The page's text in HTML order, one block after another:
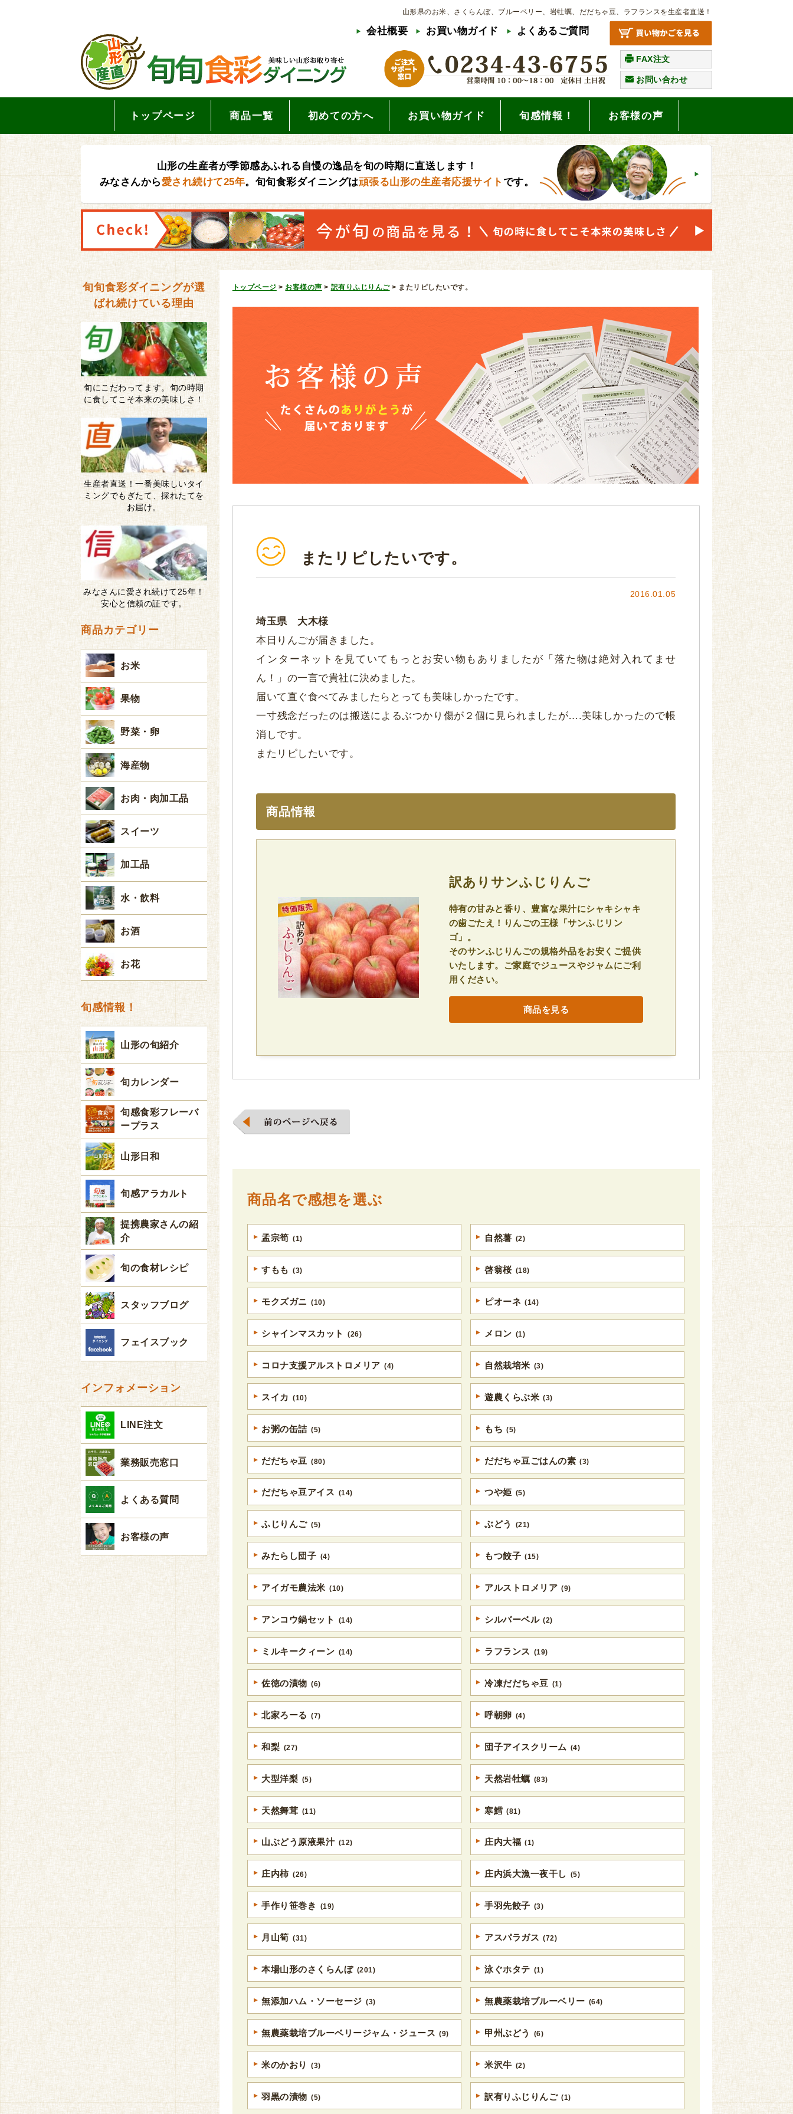
山形県のお米、さくらんぼ、ブルーベリー、岩牡蠣、だだちゃ豆、ラフランスを生産者直送！
会社概要 お買い物ガイド よくあるご質問
FAX注文
お問い合わせ
トップページ 商品一覧 初めての方へ お買い物ガイド 旬感情報！ お客様の声
山形の生産者が季節感あふれる自慢の逸品を旬の時期に直送します！
みなさんから愛され続けて25年。旬旬食彩ダイニングは頑張る山形の生産者応援サイト です。
トップページ > お客様の声 > 訳有りふじりんご > またリピしたいです。
またリピしたいです。
2016.01.05
埼玉県 大木様
本日りんごが届きました。
インターネットを見ていてもっとお安い物もありましたが「落た物は絶対入れてませ
ん！」の一言で貴社に決めました。
届いて直ぐ食べてみましたらとっても美味しかったです。
一寸残念だったのは搬送によるぶつかり傷が２個に見られましたが….美味しかったので帳
消しです。
またリピしたいです。
商品情報
訳ありサンふじりんご
特有の甘みと香り、豊富な果汁にシャキシャキ
の歯ごたえ！りんごの王様「サンふじリン
ゴ」。
そのサンふじりんごの規格外品をお安くご提供
いたします。ご家庭でジュースやジャムにご利
用ください。
商品を見る
商品名で感想を選ぶ
孟宗筍 (1) 自然薯 (2)
すもも (3) 啓翁桜 (18)
モクズガニ (10) ピオーネ (14)
シャインマスカット (26) メロン (1)
コロナ支援アルストロメリア (4) 自然栽培米 (3)
スイカ (10) 遊農くらぶ米 (3)
お粥の缶詰 (5) もち (5)
だだちゃ豆 (80) だだちゃ豆ごはんの素 (3)
だだちゃ豆アイス (14) つや姫 (5)
ふじりんご (5) ぶどう (21)
みたらし団子 (4) もつ餃子 (15)
アイガモ農法米 (10) アルストロメリア (9)
アンコウ鍋セット (14) シルバーベル (2)
ミルキークィーン (14) ラフランス (19)
佐徳の漬物 (6) 冷凍だだちゃ豆 (1)
北家ろーる (7) 呼朝卵 (4)
和梨 (27) 団子アイスクリーム (4)
大型洋梨 (5) 天然岩牡蠣 (83)
天然舞茸 (11) 寒鱈 (81)
山ぶどう原液果汁 (12) 庄内大福 (1)
庄内柿 (26) 庄内浜大漁一夜干し (5)
手作り笹巻き (19) 手羽先餃子 (3)
月山筍 (31) アスパラガス (72)
本場山形のさくらんぼ (201) 泳ぐホタテ (1)
無添加ハム・ソーセージ (3) 無農薬栽培ブルーベリー (64)
無農薬栽培ブルーベリージャム・ジュース (9) 甲州ぶどう (6)
米のかおり (3) 米沢牛 (2)
羽黒の漬物 (5) 訳有りふじりんご (1)
旬旬食彩ダイニングが選
ばれ続けている理由
旬にこだわってます。旬の時期
に食してこそ本来の美味しさ！
生産者直送！一番美味しいタイ
ミングでもぎたて、採れたてを
お届け。
みなさんに愛され続けて25年！
安心と信頼の証です。
商品カテゴリー
お米
果物
野菜・卵
海産物
お肉・肉加工品
スイーツ
加工品
水・飲料
お酒
お花
旬感情報！
山形の旬紹介
旬カレンダー
旬感食彩フレーバ
ープラス
山形日和
旬感アラカルト
提携農家さんの紹
介
旬の食材レシピ
スタッフブログ
フェイスブック
インフォメーション
LINE注文
業務販売窓口
よくある質問
お客様の声